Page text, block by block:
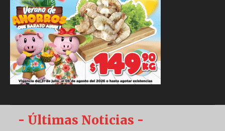
- Últimas Noticias -